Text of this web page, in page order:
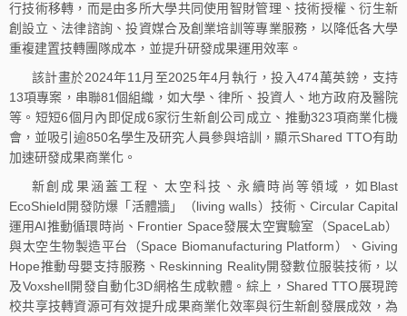
行技術移轉，而是由多所大學共同使用智財管理、技術授權、衍生新
創設立、法律諮詢、投資媒合及創業培訓等專業服務，以降低各大學
重複建置技轉團隊成本，並提升研發成果運用效率。
該計畫於2024年11月至2025年4月執行，投入474萬英鎊，支持
13項專案，串聯81個組織，如大學、律所、投資人、地方政府及醫院
等。短短6個月內即促成6家衍生新創公司成立、推動323項商業化機
會，並吸引逾850名學生及研究人員參與培訓，顯示Shared TTO有助
加速研發成果商業化。
新創成果涵蓋工程、太空科技、永續時尚等領域，如Blast
EcoShield開發防爆「活體牆」（living walls）技術、Circular Capital
運用AI推動循環時尚、Frontier Space發展太空實驗室（SpaceLab）
與太空生物製造平台（Space Biomanufacturing Platform）、Giving
Hope推動母嬰支持服務、Reskinning Reality開發數位服裝技術，以
及Voxshell開發自動化3D網格生成軟體。綜上，Shared TTO展現跨
校共享技轉資源可有效提升成果商業化效率與衍生新創發展成效，為